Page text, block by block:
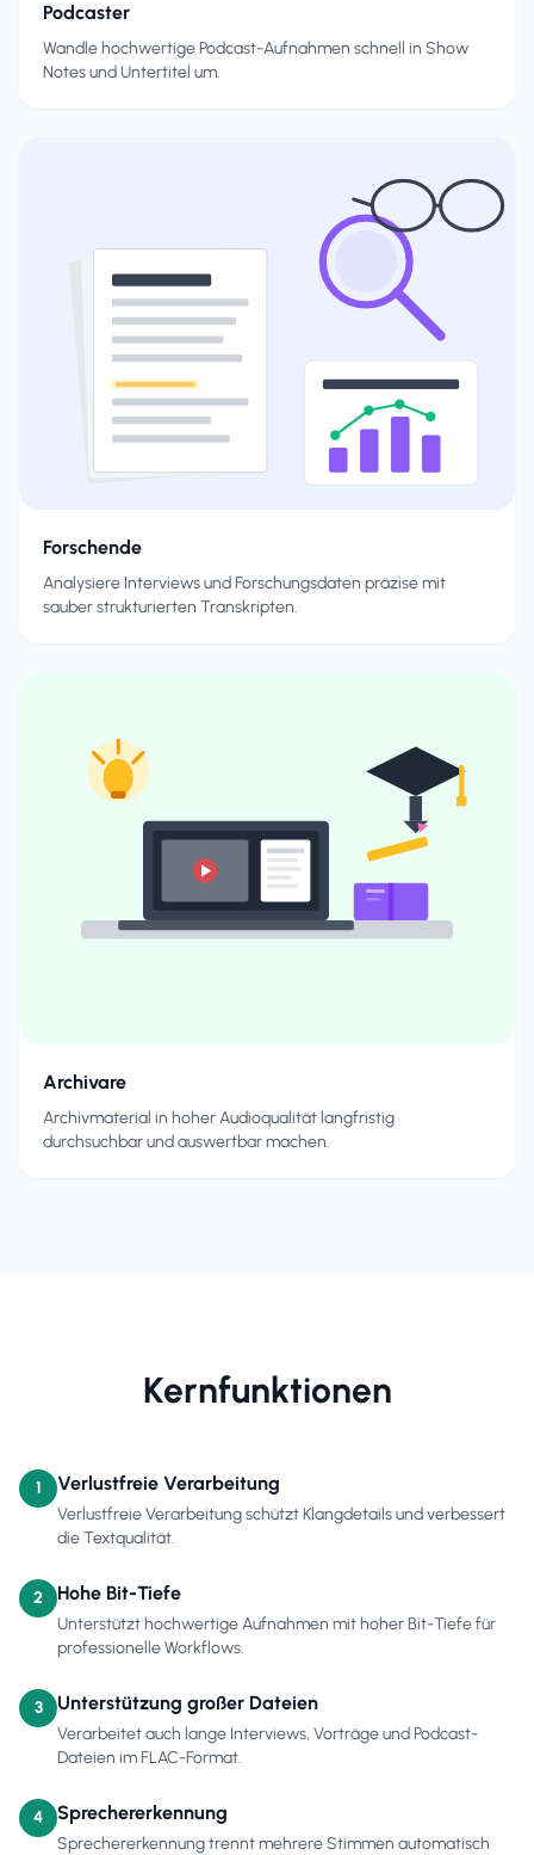
Podcaster
Wandle hochwertige Podcast-Aufnahmen schnell in Show
Notes und Untertitel um.
Forschende
Analysiere Interviews und Forschungsdaten präzise mit
sauber strukturierten Transkripten.
Archivare
Archivmaterial in hoher Audioqualität langfristig
durchsuchbar und auswertbar machen.
Kernfunktionen
1 Verlustfreie Verarbeitung
Verlustfreie Verarbeitung schützt Klangdetails und verbessert
die Textqualität.
2 Hohe Bit-Tiefe
Unterstützt hochwertige Aufnahmen mit hoher Bit-Tiefe für
professionelle Workflows.
3 Unterstützung großer Dateien
Verarbeitet auch lange Interviews, Vorträge und Podcast-
Dateien im FLAC-Format.
4 Sprechererkennung
Sprechererkennung trennt mehrere Stimmen automatisch